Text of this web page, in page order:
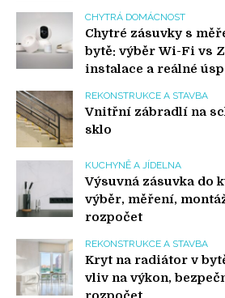
CHYTRÁ DOMÁCNOST
Chytré zásuvky s
bytě: výběr Wi-Fi vs
instalace a reálné
REKONSTRUKCE A STAVBA
Vnitřní zábradlí na
sklo
KUCHYNĚ A JÍDELNA
Výsuvná zásuvka do
výběr, měření,
rozpočet
REKONSTRUKCE A STAVBA
Kryt na radiátor v
vliv na výkon,